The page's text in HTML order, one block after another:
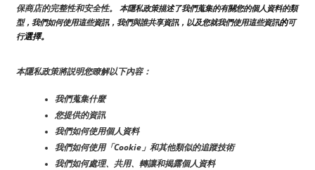
保商店的完整性和安全性。
本隱私政策描述了我們蒐集的有關您的個人資料的類
型，我們如何使用這些資訊，我們與誰共享資訊，以及您就我們使用這些資訊的可
行選擇。
本隱私政策將説明您瞭解以下內容：
我們蒐集什麼
您提供的資訊
我們如何使用個人資料
我們如何使用「Cookie」和其他類似的追蹤技術
我們如何處理、共用、轉讓和揭露個人資料